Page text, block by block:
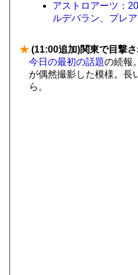
アストロアーツ：
ルデバラン、プレ
★ (11:00追加)関東で目撃
今日の最初の話題の続報
が偶然撮影した模様。長
ら。